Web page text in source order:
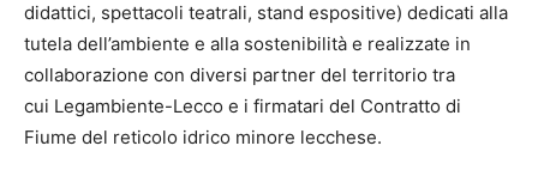
didattici, spettacoli teatrali, stand espositive) dedicati alla
tutela dell’ambiente e alla sostenibilità e realizzate in
collaborazione con diversi partner del territorio tra
cui Legambiente-Lecco e i firmatari del Contratto di
Fiume del reticolo idrico minore lecchese.